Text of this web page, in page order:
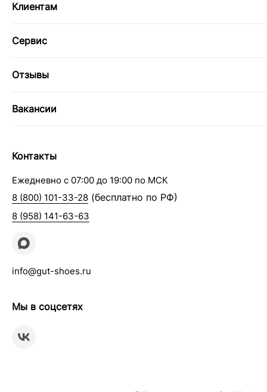
Клиентам
Сервис
Отзывы
Вакансии
Контакты
Ежедневно с 07:00 до 19:00 по МСК
8 (800) 101-33-28 (бесплатно по РФ)
8 (958) 141-63-63
info@gut-shoes.ru
Мы в соцсетях